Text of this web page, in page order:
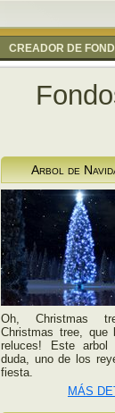
CREADOR DE
Arbol de
Oh, Christmas
Christmas tree, que
reluces! Este
duda, uno de los
fiesta.
MÁS